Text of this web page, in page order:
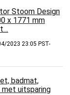
Stoom Design
x 1771 mm
2023 23:05 PST-
badmat,
met uitsparing